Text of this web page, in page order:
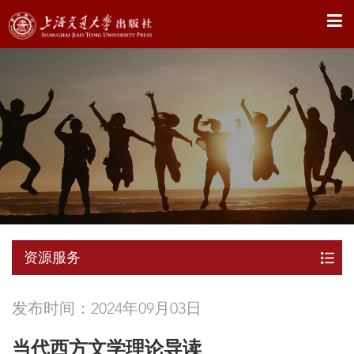
X
资源服务
发布时间：2024年09月03日
当代西方文学理论导读